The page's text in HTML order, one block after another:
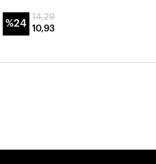
%24
14,29
10,93